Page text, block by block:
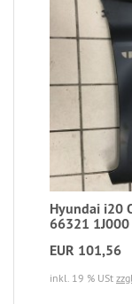
Hyundai i20
66321 1J000
EUR 101,56
inkl. 19 % USt